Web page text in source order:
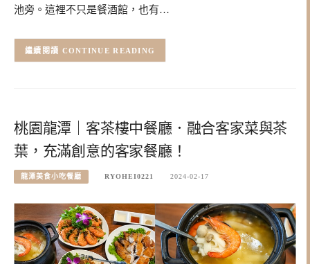
池旁。這裡不只是餐酒館，也有…
CONTINUE READING
桃園龍潭｜客茶樓中餐廳．融合客家菜與茶
葉，充滿創意的客家餐廳！
龍潭美食小吃餐廳 RYOHEI0221 2024-02-17